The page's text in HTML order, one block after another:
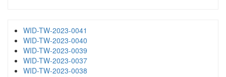
WID-TW-2023-0041
WID-TW-2023-0040
WID-TW-2023-0039
WID-TW-2023-0037
WID-TW-2023-0038